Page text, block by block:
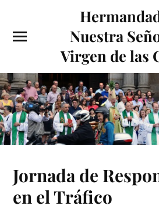
Nuestra
Virgen de las
Jornada de
en el Tráfico